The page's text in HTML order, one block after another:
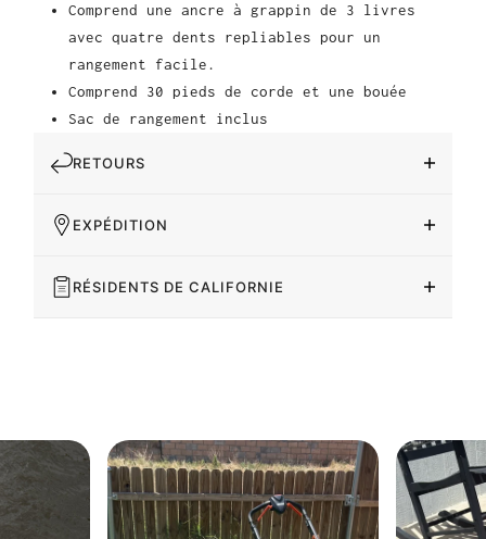
Comprend une ancre à grappin de 3 livres
avec quatre dents repliables pour un
rangement facile.
Comprend 30 pieds de corde et une bouée
Sac de rangement inclus
RETOURS
EXPÉDITION
RÉSIDENTS DE CALIFORNIE